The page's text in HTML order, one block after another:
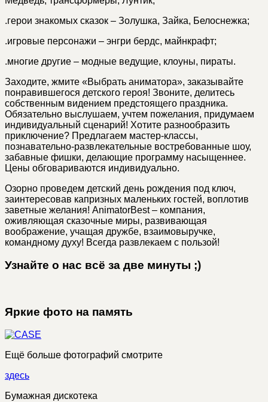
.герои знакомых сказок – Золушка, Зайка, Белоснежка;
.игровые персонажи – энгри бердс, майнкрафт;
.многие другие – модные ведущие, клоуны, пираты.
Заходите, жмите «Выбрать аниматора», заказывайте
понравившегося детского героя! Звоните, делитесь
собственным видением предстоящего праздника.
Обязательно выслушаем, учтем пожелания, придумаем
индивидуальный сценарий! Хотите разнообразить
приключение? Предлагаем мастер-классы,
познавательно-развлекательные востребованные шоу,
забавные фишки, делающие программу насыщеннее.
Цены обговариваются индивидуально.
Озорно проведем детский день рождения под ключ,
заинтересовав капризных маленьких гостей, воплотив
заветные желания! AnimatorBest – компания,
оживляющая сказочные миры, развивающая
воображение, учащая дружбе, взаимовыручке,
командному духу! Всегда развлекаем с пользой!
Узнайте о нас всё за две минуты ;)
Яркие фото на память
Ещё больше фотографий смотрите
здесь
Бумажная дискотека